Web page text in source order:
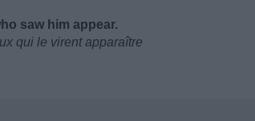
saw him appear.
qui le virent apparaître